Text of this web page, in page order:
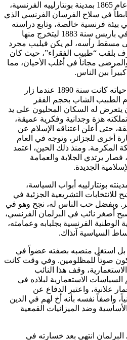
ولد فيليب غرنييه في 14 أوت عام 1865 بمدينة بونتارلييه الفرنسية،
في سلاح الفرسان الفرنسي الذي
فرنسية خالصة، وتابع دراسته
الثانوية ثم التحق بكلية الطب في باريس سنة 1883 ليتخرج منها
عودته إلى مسقط رأسه، لم يكن فيليب مجرد
بلقب “طبيب الفقراء”، حيث كان
مجاناً في أغلب الأحيان، مما
بين الناس.
لكن نقطة التحول الكبرى في حياته كانت سنة 1890 عندما زار
الطبيب الشاب بحجم الفقر
يتعرض له السكان المحليون على يد
تملكته هزة وجدانية وفكرية عميقة،
حتى أعلن اعتناقه الإسلام عن
1894 خلال زيارة أخرى للجزائر، وتوجه في العام
المكرمة. ومنذ ذلك الحين، اعتمد
يرتدي الجلابة والعمامة
الجديدة.
بونتارلييه أبواب السياسة،
للانتخابات التشريعية الجزئية في
شاغر. وبفضل حب الناس له، نجح وهو في
أصغر نائب في البرلمان الفرنسي،
الفرنسية بجلبابه وعمامته،
السياسية آنذاك.
بل استغل منصبه بصفته عضواً في
صوتاً للمظلومين. وفي وقت كانت
وقف هذا النائب
الاستعمارية لبلاده في
علانية، واعتبر الدفاع عن
واصفاً نفسه بأنه أخ لهم في الدين
وضد الميزانيات القمعية
انتهى بعد خسارته في